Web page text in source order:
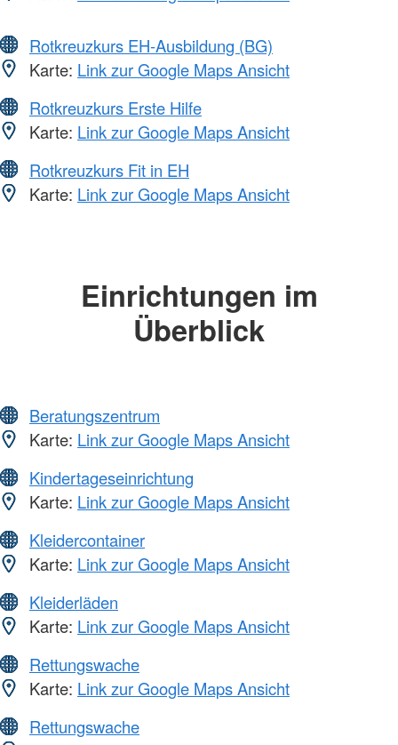
Rotkreuzkurs EH-Ausbildung (BG)
Karte: Link zur Google Maps Ansicht
Rotkreuzkurs Erste Hilfe
Karte: Link zur Google Maps Ansicht
Rotkreuzkurs Fit in EH
Karte: Link zur Google Maps Ansicht
Einrichtungen im
Überblick
Beratungszentrum
Karte: Link zur Google Maps Ansicht
Kindertageseinrichtung
Karte: Link zur Google Maps Ansicht
Kleidercontainer
Karte: Link zur Google Maps Ansicht
Kleiderläden
Karte: Link zur Google Maps Ansicht
Rettungswache
Karte: Link zur Google Maps Ansicht
Rettungswache